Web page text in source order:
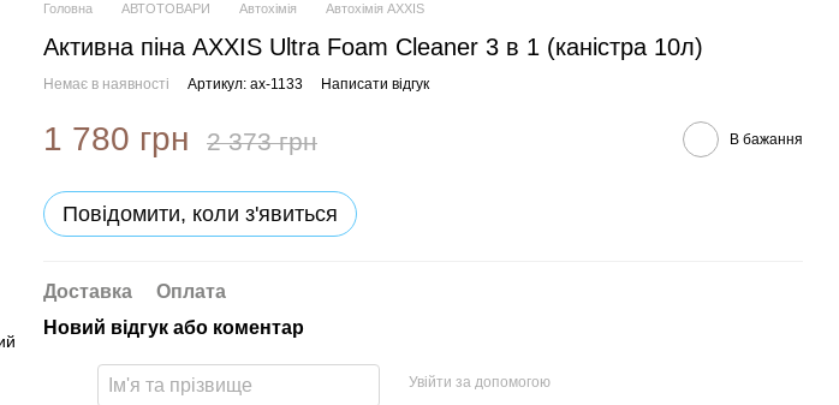
Головна АВТОТОВАРИ Автохімія Автохімія AXXIS
Активна піна AXXIS Ultra Foam Cleaner 3 в 1 (каністра 10л)
Немає в наявності Артикул: ax-1133 Написати відгук
1 780 грн 2 373 грн В бажання
Повідомити, коли з'явиться
Доставка
Оплата
Новий відгук або коментар
Увійти за допомогою